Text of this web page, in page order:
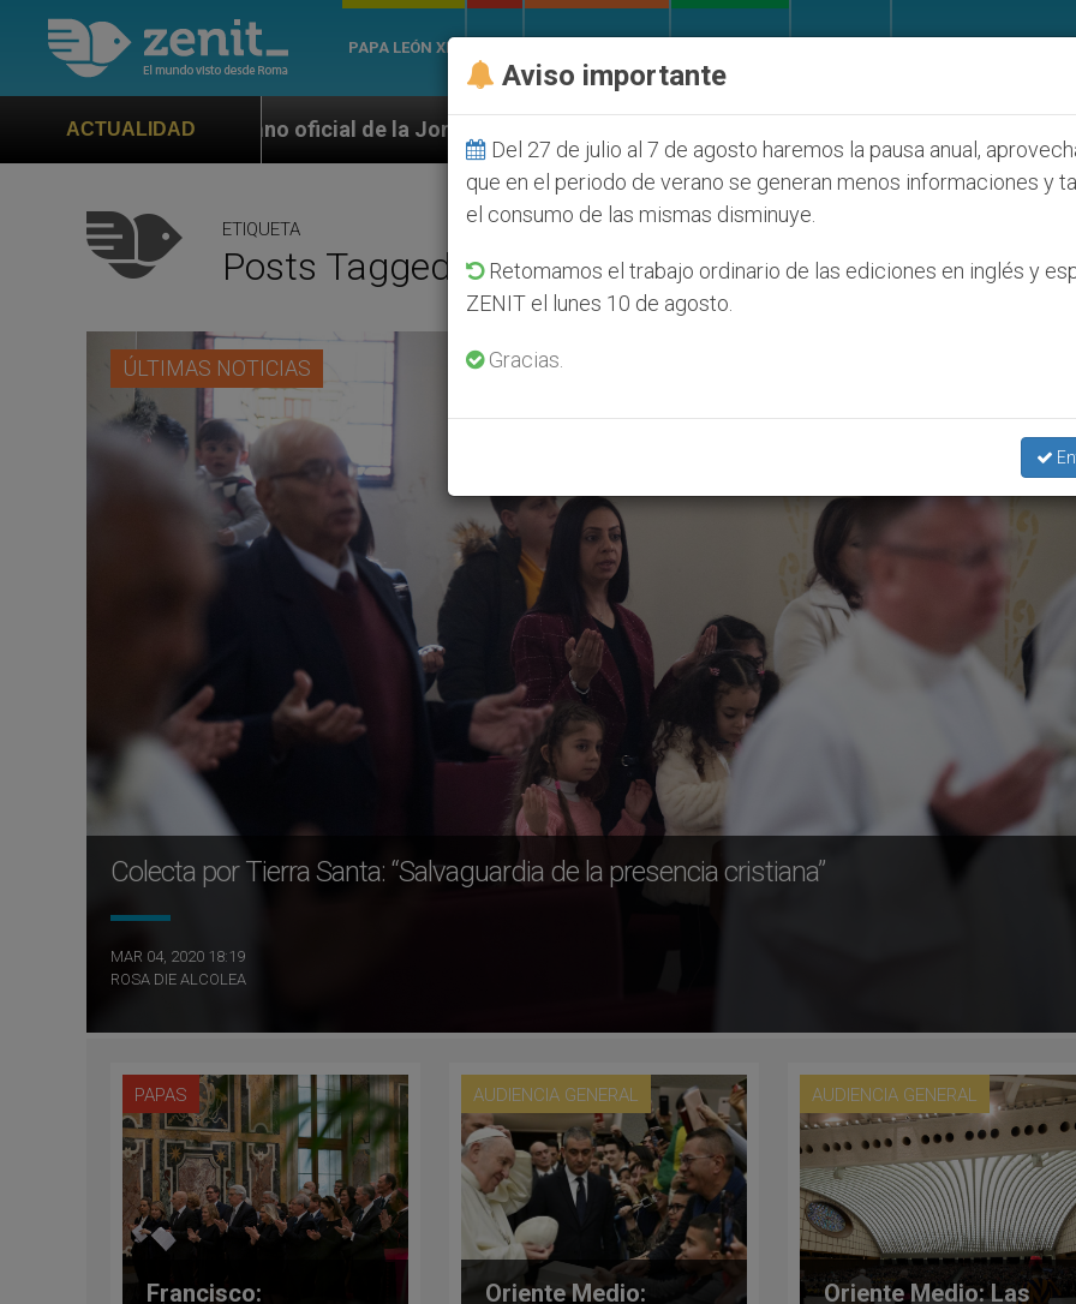
PAPA LEÓN XIV
ACTUALIDAD
oficial de la Jornada Mundial de la Juventud Seúl 2027
ETIQUETA
Posts Tagged ‘oriente Medio’
ÚLTIMAS NOTICIAS
Colecta por Tierra Santa: “Salvaguardia de la presencia cristiana”
MAR 04, 2020 18:19
ROSA DIE ALCOLEA
PAPAS
Francisco:
AUDIENCIA GENERAL
Oriente Medio:
AUDIENCIA GENERAL
Oriente Medio: Las
Aviso importante
Del 27 de julio al 7 de agosto haremos la pausa anual,
que en el periodo de verano se generan menos informaciones y
el consumo de las mismas disminuye.
Retomamos el trabajo ordinario de las ediciones en inglés y
ZENIT el lunes 10 de agosto.
Gracias.